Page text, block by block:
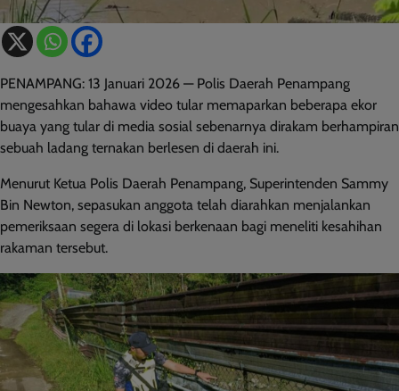
PENAMPANG: 13 Januari 2026 — Polis Daerah Penampang
mengesahkan bahawa video tular memaparkan beberapa ekor
buaya yang tular di media sosial sebenarnya dirakam berhampiran
sebuah ladang ternakan berlesen di daerah ini.
Menurut Ketua Polis Daerah Penampang, Superintenden Sammy
Bin Newton, sepasukan anggota telah diarahkan menjalankan
pemeriksaan segera di lokasi berkenaan bagi meneliti kesahihan
rakaman tersebut.